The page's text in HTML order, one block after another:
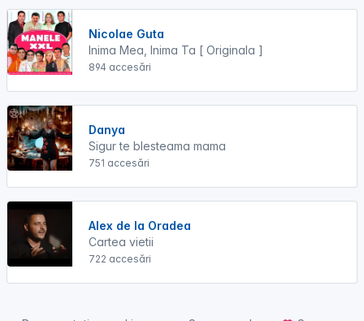
Nicolae Guta
Inima Mea, Inima Ta [ Originala ]
894 accesări
Danya
Sigur te blesteama mama
751 accesări
Alex de la Oradea
Cartea vietii
722 accesări